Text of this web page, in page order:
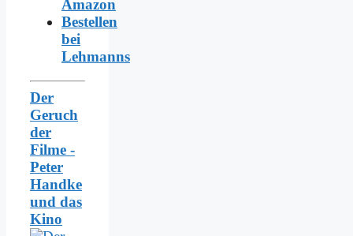
Amazon
Bestellen
bei
Lehmanns
Der
Geruch
der
Filme -
Peter
Handke
und das
Kino